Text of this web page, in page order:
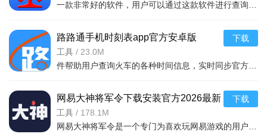
5、点击左上角的人头，这里可以看到悬浮框成功生成；
路路通手机时刻表app官方安卓版
v5.2.8.20260410安卓版
工具 / 23.0M
下载
网易大神将军令下载安装官方2026最新
版v4.15.0安卓版
工具 / 178.1M
下载